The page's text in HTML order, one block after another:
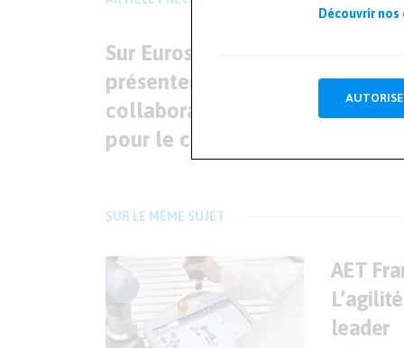
Découvrir
Sur Eurosatory, Demotech
présentera ses innovations et
collaboration Homme-Machine
pour le combattant du futur
SUR LE MÊME SUJET
AET
leader